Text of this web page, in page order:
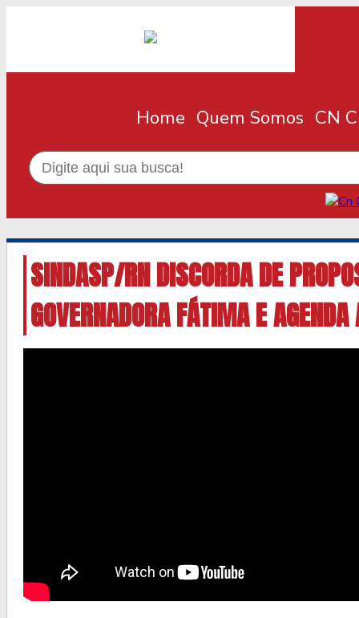
Home Quem Somos CN
SINDASP/RN DISCORDA DE
GOVERNADORA FÁTIMA E